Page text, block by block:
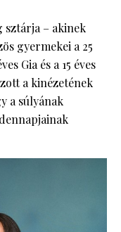
sztárja – akinek
gyermekei a 25
Gia és a 15 éves
a kinézetének
a súlyának